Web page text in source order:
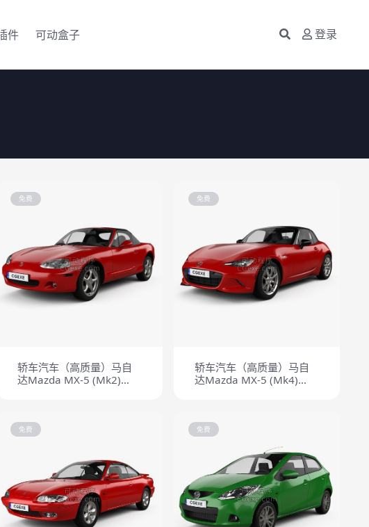
件 可动盒子 登录
免费
轿车汽车（高质量）马自
达Mazda MX-5 (Mk2)
免费
轿车汽车（高质量）马自
达Mazda MX-5 (Mk4)
免费 免费